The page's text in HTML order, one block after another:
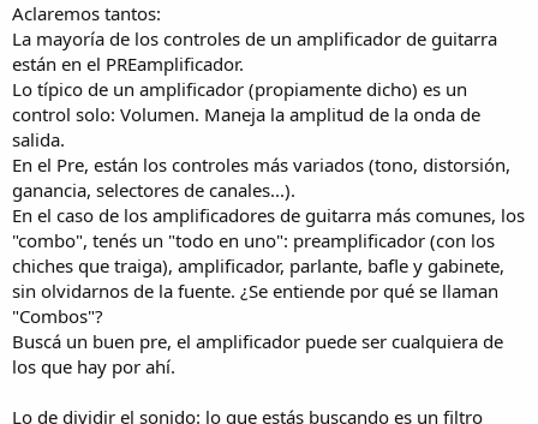
Aclaremos tantos:
La mayoría de los controles de un amplificador de guitarra
están en el PREamplificador.
Lo típico de un amplificador (propiamente dicho) es un
control solo: Volumen. Maneja la amplitud de la onda de
salida.
En el Pre, están los controles más variados (tono, distorsión,
ganancia, selectores de canales...).
En el caso de los amplificadores de guitarra más comunes, los
"combo", tenés un "todo en uno": preamplificador (con los
chiches que traiga), amplificador, parlante, bafle y gabinete,
sin olvidarnos de la fuente. ¿Se entiende por qué se llaman
"Combos"?
Buscá un buen pre, el amplificador puede ser cualquiera de
los que hay por ahí.
Lo de dividir el sonido: lo que estás buscando es un filtro